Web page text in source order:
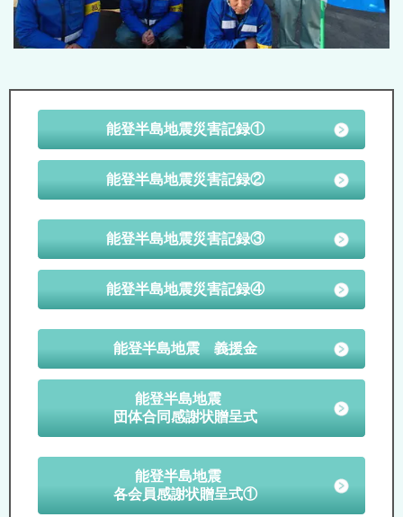
能登半島地震災害記録①
能登半島地震災害記録②
能登半島地震災害記録③
能登半島地震災害記録④
能登半島地震 義援金
能登半島地震
団体合同感謝状贈呈式
能登半島地震
各会員感謝状贈呈式①